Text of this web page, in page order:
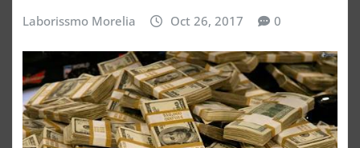
Laborissmo Morelia Oct 26, 2017 0